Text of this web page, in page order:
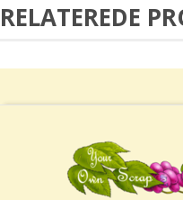
RELATEREDE